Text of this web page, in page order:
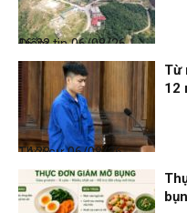
Điểm tin
06/08/26, 16:23
Thời sự
06/08/26, 14:28
Từ
12